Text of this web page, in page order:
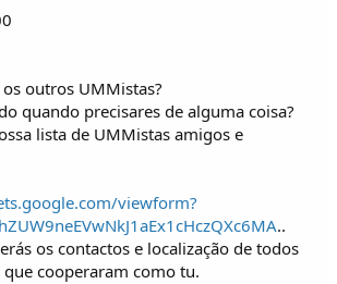
outros UMMistas?
quando precisares de alguma coisa?
lista de UMMistas amigos e
viewform?
..
os contactos e localização de todos
cooperaram como tu.